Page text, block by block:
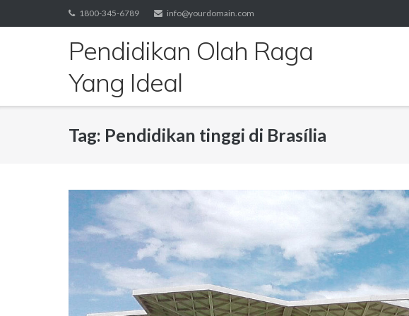
to
1800-345-6789 info@yourdomain.com
Pendidikan Olah Raga
Yang Ideal
Tag: Pendidikan tinggi di Brasília